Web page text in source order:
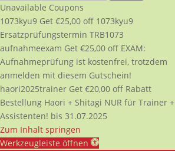
Unavailable Coupons
1073kyu9 Get €25,00 off 1073kyu9
Ersatzprüfungstermin TRB1073
aufnahmeexam Get €25,00 off EXAM:
Aufnahmeprüfung ist kostenfrei, trotzdem
anmelden mit diesem Gutschein!
haori2025trainer Get €20,00 off Rabatt
Bestellung Haori + Shitagi NUR für Trainer +
Assistenten! bis 31.07.2025
Zum Inhalt springen
Werkzeugleiste öffnen